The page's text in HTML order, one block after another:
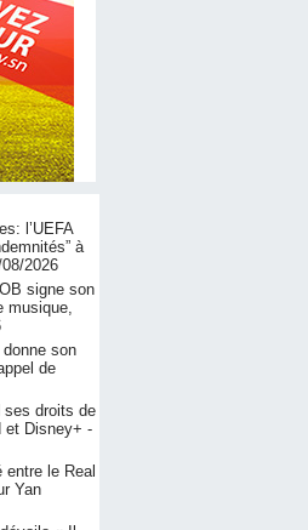
l’UEFA
à
2026
signe son
musique,
son
de
ses droits de
et Disney+ -
entre le Real
Yan